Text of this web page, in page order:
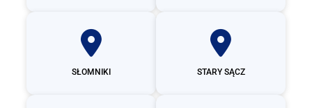
SŁOMNIKI STARY SĄCZ